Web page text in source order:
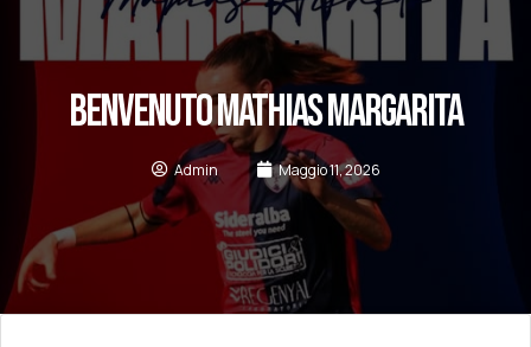
BENVENUTO MATHIAS MARGARITA
Admin Maggio 11, 2026